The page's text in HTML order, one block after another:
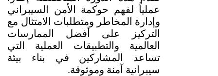
عملياً لفهم حوكمة الأمن السيبراني
وإدارة المخاطر ومتطلبات الامتثال مع
التركيز على أفضل الممارسات
العالمية والتطبيقات العملية التي
تساعد المشاركين في بناء بيئة
سيبرانية آمنة وموثوقة.